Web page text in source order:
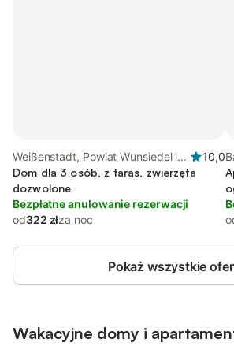
Weißenstadt, Powiat Wunsiedel im
Fichtelgebirge
10,0
Dom dla 3 osób, z taras, zwierzęta
dozwolone
Bezpłatne anulowanie rezerwacji
od322 złza noc
Pokaż wszystkie
Wakacyjne domy i